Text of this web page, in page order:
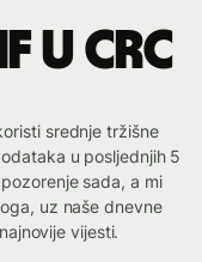
u CRC
srednje tržišne
u posljednjih 5
sada, a mi
uz naše dnevne
vijesti.